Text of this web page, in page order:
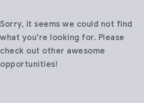
Sorry, it seems we could not find
what you're looking for. Please
check out other awesome
opportunities!